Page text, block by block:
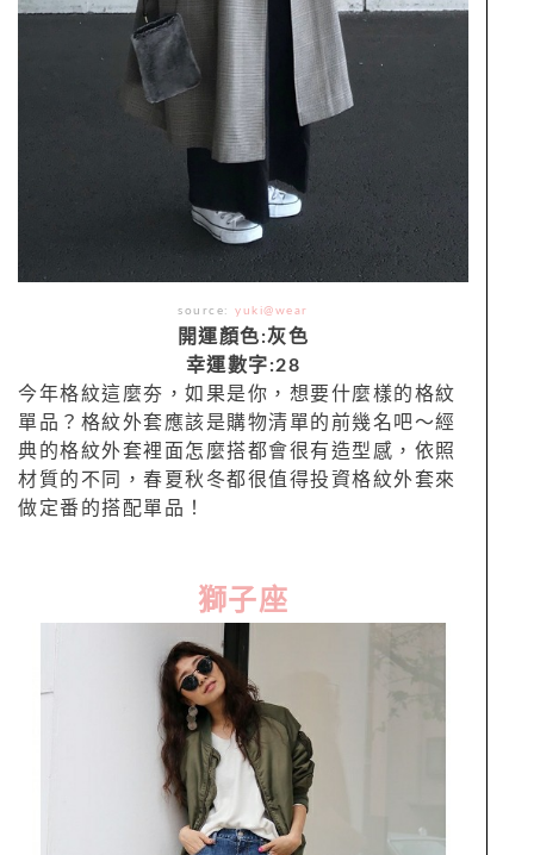
source:yuki@wear
開運顏色:灰色
幸運數字:28
今年格紋這麼夯，如果是你，想要什麼樣的格紋
單品？格紋外套應該是購物清單的前幾名吧～經
典的格紋外套裡面怎麼搭都會很有造型感，依照
材質的不同，春夏秋冬都很值得投資格紋外套來
做定番的搭配單品！
獅子座